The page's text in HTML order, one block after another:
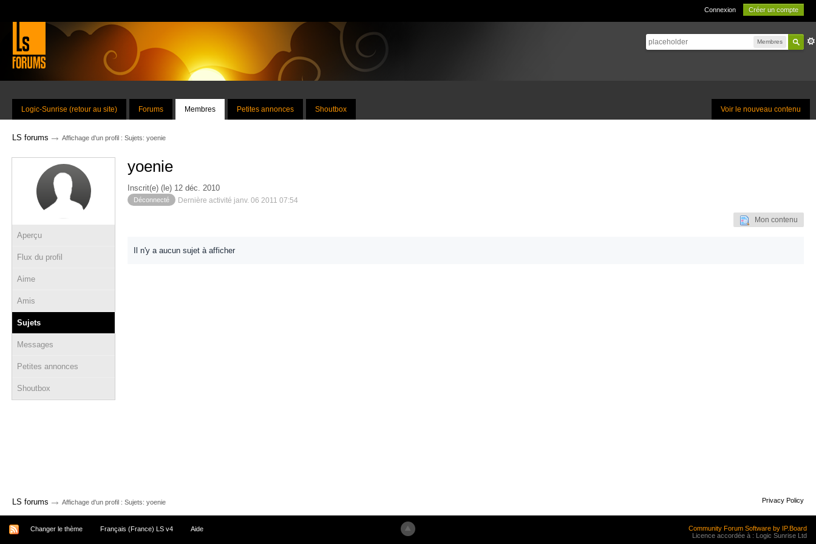
Connexion Créer un compte
Membres
Voir le nouveau contenu
Logic-Sunrise (retour au site) Forums Membres Petites annonces Shoutbox
LS forums → Affichage d'un profil : Sujets: yoenie
Aperçu
Flux du profil
Aime
Amis
Sujets
Messages
Petites annonces
Shoutbox
yoenie
Inscrit(e) (le) 12 déc. 2010
Déconnecté Dernière activité janv. 06 2011 07:54
Mon contenu
Il n'y a aucun sujet à afficher
LS forums → Affichage d'un profil : Sujets: yoenie Privacy Policy
Changer le thème Français (France) LS v4 Aide
Community Forum Software by IP.Board
Licence accordée à : Logic Sunrise Ltd